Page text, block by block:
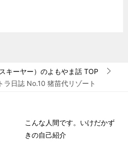
キーヤー）のよもやま話 TOP
日誌 No.10 猪苗代リゾート
こんな人間です。いけだかず
きの自己紹介